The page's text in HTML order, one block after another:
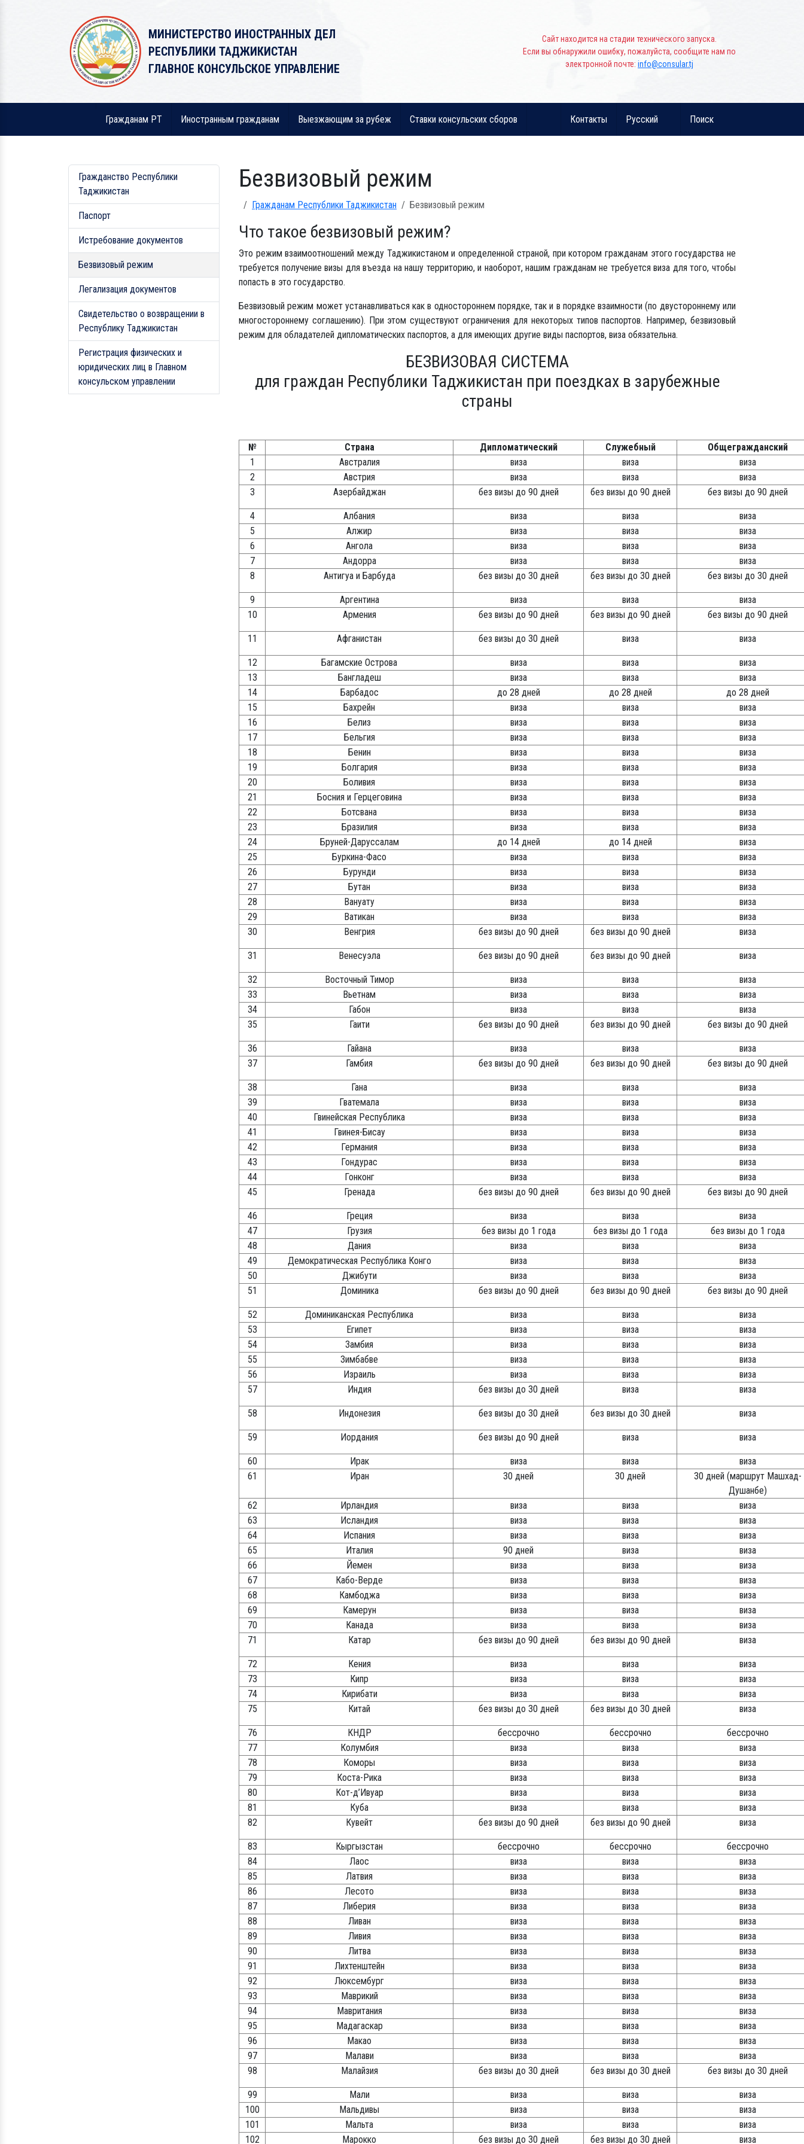
МИНИСТЕРСТВО ИНОСТРАННЫХ ДЕЛ
РЕСПУБЛИКИ ТАДЖИКИСТАН
ГЛАВНОЕ КОНСУЛЬСКОЕ УПРАВЛЕНИЕ
Сайт находится на стадии технического запуска.
Если вы обнаружили ошибку, пожалуйста, сообщите нам по
электронной почте: info@consular.tj
Гражданам РТ Иностранным гражданам Выезжающим за рубеж Ставки консульских сборов Контакты Русский Поиск
Гражданство Республики
Таджикистан
Паспорт
Истребование документов
Безвизовый режим
Легализация документов
Свидетельство о возвращении в
Республику Таджикистан
Регистрация физических и
юридических лиц в Главном
консульском управлении
Безвизовый режим
Гражданам Республики Таджикистан Безвизовый режим
Что такое безвизовый режим?
Это режим взаимоотношений между Таджикистаном и определенной страной, при котором гражданам этого государства не
требуется получение визы для въезда на нашу территорию, и наоборот, нашим гражданам не требуется виза для того, чтобы
попасть в это государство.
Безвизовый режим может устанавливаться как в одностороннем порядке, так и в порядке взаимности (по двустороннему или
многостороннему соглашению). При этом существуют ограничения для некоторых типов паспортов. Например, безвизовый
режим для обладателей дипломатических паспортов, а для имеющих другие виды паспортов, виза обязательна.
БЕЗВИЗОВАЯ СИСТЕМА
для граждан Республики Таджикистан при поездках в зарубежные
страны
№ Страна Дипломатический Служебный
Общегражданский
1
Австралия виза виза
виза
2
Австрия виза виза
виза
3
Азербайджан без визы до 90 дней без визы до 90 дней без визы до 90 дней
4 Албания виза виза
виза
5
Алжир виза виза
виза
6
Ангола виза виза
виза
7
Андорра виза виза
виза
8
Антигуа и Барбуда без визы до 30 дней без визы до 30 дней без визы до 30 дней
9 Аргентина виза виза
виза
10
Армения без визы до 90 дней без визы до 90 дней без визы до 90 дней
11 Афганистан без визы до 30 дней виза виза
12 Багамские Острова виза виза
виза
13
Бангладеш виза виза
виза
14
Барбадос до 28 дней до 28 дней
до 28 дней
15
Бахрейн виза виза
виза
16
Белиз виза виза
виза
17
Бельгия виза виза
виза
18
Бенин виза виза
виза
19
Болгария виза виза
виза
20
Боливия виза виза
виза
21
Босния и Герцеговина виза виза
виза
22
Ботсвана виза виза
виза
23
Бразилия виза виза
виза
24
Бруней-Даруссалам до 14 дней до 14 дней
виза
25
Буркина-Фасо виза виза
виза
26
Бурунди виза виза
виза
27
Бутан виза виза
виза
28
Вануату виза виза
виза
29
Ватикан виза виза
виза
30
Венгрия без визы до 90 дней без визы до 90 дней виза
31 Венесуэла без визы до 90 дней без визы до 90 дней виза
32 Восточный Тимор виза виза
виза
33
Вьетнам виза виза
виза
34
Габон виза виза
виза
35
Гаити без визы до 90 дней без визы до 90 дней без визы до 90 дней
36 Гайана виза виза
виза
37
Гамбия без визы до 90 дней без визы до 90 дней без визы до 90 дней
38 Гана виза виза
виза
39
Гватемала виза виза
виза
40
Гвинейская Республика виза виза
виза
41
Гвинея-Бисау виза виза
виза
42
Германия виза виза
виза
43
Гондурас виза виза
виза
44
Гонконг виза виза
виза
45
Гренада без визы до 90 дней без визы до 90 дней без визы до 90 дней
46 Греция виза виза
виза
47
Грузия без визы до 1 года без визы до 1 года
без визы до 1 года
48
Дания виза виза
виза
49
Демократическая Республика Конго виза виза
виза
50
Джибути виза виза
виза
51
Доминика без визы до 90 дней без визы до 90 дней без визы до 90 дней
52 Доминиканская Республика виза виза
виза
53
Египет виза виза
виза
54
Замбия виза виза
виза
55
Зимбабве виза виза
виза
56
Израиль виза виза
виза
57
Индия без визы до 30 дней виза виза
58 Индонезия без визы до 30 дней без визы до 30 дней виза
59 Иордания без визы до 90 дней виза виза
60 Ирак виза виза
виза
61
Иран 30 дней 30 дней
30 дней (маршрут Машхад-
Душанбе)
62
Ирландия виза виза
виза
63
Исландия виза виза
виза
64
Испания виза виза
виза
65
Италия 90 дней виза
виза
66
Йемен виза виза
виза
67
Кабо-Верде виза виза
виза
68
Камбоджа виза виза
виза
69
Камерун виза виза
виза
70
Канада виза виза
виза
71
Катар без визы до 90 дней без визы до 90 дней виза
72 Кения виза виза
виза
73
Кипр виза виза
виза
74
Кирибати виза виза
виза
75
Китай без визы до 30 дней без визы до 30 дней виза
76 КНДР бессрочно бессрочно
бессрочно
77
Колумбия виза виза
виза
78
Коморы виза виза
виза
79
Коста-Рика виза виза
виза
80
Кот-д’Ивуар виза виза
виза
81
Куба виза виза
виза
82
Кувейт без визы до 90 дней без визы до 90 дней виза
83 Кыргызстан бессрочно бессрочно
бессрочно
84
Лаос виза виза
виза
85
Латвия виза виза
виза
86
Лесото виза виза
виза
87
Либерия виза виза
виза
88
Ливан виза виза
виза
89
Ливия виза виза
виза
90
Литва виза виза
виза
91
Лихтенштейн виза виза
виза
92
Люксембург виза виза
виза
93
Маврикий виза виза
виза
94
Мавритания виза виза
виза
95
Мадагаскар виза виза
виза
96
Макао виза виза
виза
97
Малави виза виза
виза
98
Малайзия без визы до 30 дней без визы до 30 дней без визы до 30 дней
99 Мали виза виза
виза
100
Мальдивы виза виза
виза
101
Мальта виза виза
виза
102
Марокко без визы до 30 дней без визы до 30 дней виза